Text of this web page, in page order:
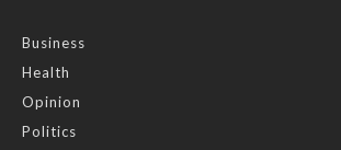
Business
Health
Opinion
Politics